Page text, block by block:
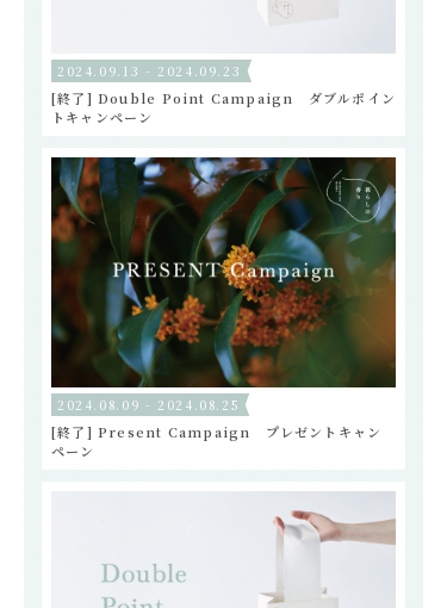
2024.09.13 - 2024.09.23
[終了] Double Point Campaign ダブルポイン
トキャンペーン
2024.08.09 - 2024.08.25
[終了] Present Campaign プレゼントキャン
ペーン